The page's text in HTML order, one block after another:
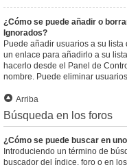
¿Cómo se puede añadir o
Ignorados?
Puede añadir usuarios a su
un enlace para añadirlo a su
hacerlo desde el Panel de
nombre. Puede eliminar
Arriba
Búsqueda en los foros
¿Cómo se puede buscar en
Introduciendo un término de
buscador del índice, foro o en